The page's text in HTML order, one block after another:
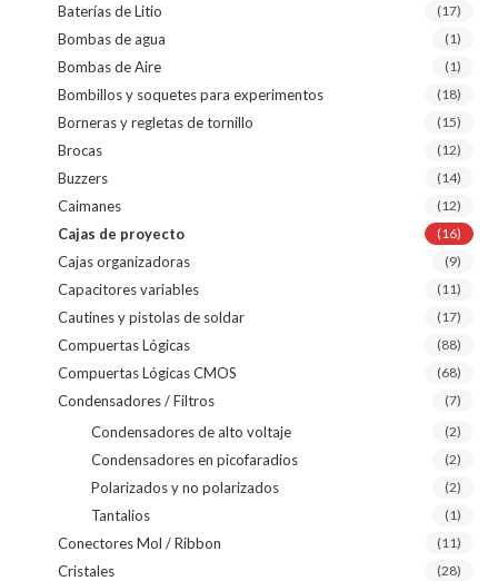
Baterías de Litio (17)
Bombas de agua (1)
Bombas de Aire (1)
Bombillos y soquetes para experimentos (18)
Borneras y regletas de tornillo (15)
Brocas (12)
Buzzers (14)
Caimanes (12)
Cajas de proyecto (16)
Cajas organizadoras (9)
Capacitores variables (11)
Cautines y pistolas de soldar (17)
Compuertas Lógicas (88)
Compuertas Lógicas CMOS (68)
Condensadores / Filtros (7)
Condensadores de alto voltaje (2)
Condensadores en picofaradios (2)
Polarizados y no polarizados (2)
Tantalios (1)
Conectores Mol / Ribbon (11)
Cristales (28)